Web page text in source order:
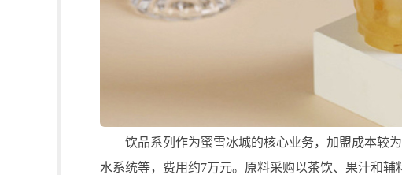
饮品系列作为蜜雪冰城的核心业务，加盟成本较为
水系统等，费用约7万元。原料采购以茶饮、果汁和